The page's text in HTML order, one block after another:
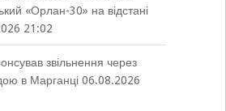
«Орлан-30» на відстані
21:02
звільнення через
в Марганці 06.08.2026